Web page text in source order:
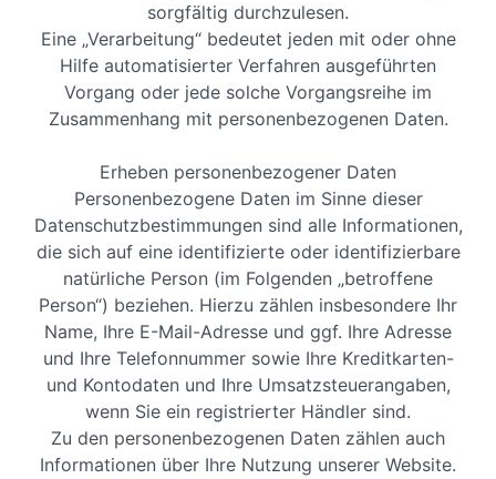
sorgfältig durchzulesen.
Eine „Verarbeitung“ bedeutet jeden mit oder ohne
Hilfe automatisierter Verfahren ausgeführten
Vorgang oder jede solche Vorgangsreihe im
Zusammenhang mit personenbezogenen Daten.
Erheben personenbezogener Daten
Personenbezogene Daten im Sinne dieser
Datenschutzbestimmungen sind alle Informationen,
die sich auf eine identifizierte oder identifizierbare
natürliche Person (im Folgenden „betroffene
Person“) beziehen. Hierzu zählen insbesondere Ihr
Name, Ihre E-Mail-Adresse und ggf. Ihre Adresse
und Ihre Telefonnummer sowie Ihre Kreditkarten-
und Kontodaten und Ihre Umsatzsteuerangaben,
wenn Sie ein registrierter Händler sind.
Zu den personenbezogenen Daten zählen auch
Informationen über Ihre Nutzung unserer Website.